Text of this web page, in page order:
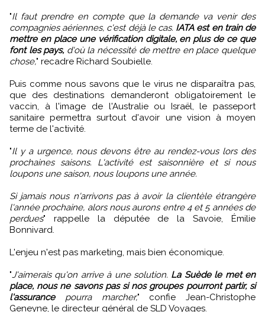
"Il faut prendre en compte que la demande va venir des
compagnies aériennes, c'est déjà le cas. IATA est en train de
mettre en place une vérification digitale, en plus de ce que
font les pays,d'où la nécessité de mettre en place quelque
chose," recadre Richard Soubielle.
Puis comme nous savons que le virus ne disparaîtra pas,
que des destinations demanderont obligatoirement le
vaccin, à l'image de l'Australie ou Israël, le passeport
sanitaire permettra surtout d'avoir une vision à moyen
terme de l'activité.
"Il y a urgence, nous devons être au rendez-vous lors des
prochaines saisons. L'activité est saisonnière et si nous
loupons une saison, nous loupons une année.
Si jamais nous n'arrivons pas à avoir la clientèle étrangère
l'année prochaine, alors nous aurons entre 4 et 5 années de
perdues" rappelle la députée de la Savoie, Émilie
Bonnivard.
L'enjeu n'est pas marketing, mais bien économique.
"J'aimerais qu'on arrive à une solution. La Suède le met en
place, nous ne savons pas si nos groupes pourront partir, si
l'assurancepourra marcher," confie Jean-Christophe
Geneyne, le directeur général de SLD Voyages.